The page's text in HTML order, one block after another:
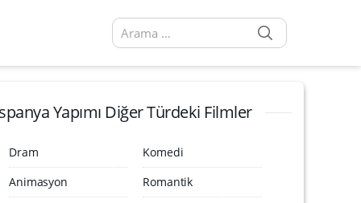
Arama sonuçları:
Yapımı Diğer Türdeki Filmler
Dram
Komedi
Animasyon
Romantik